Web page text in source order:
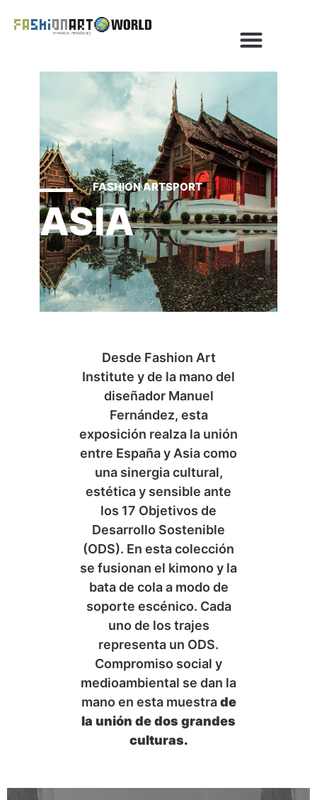
FASHION ARTSPORT
ASIA
Desde Fashion Art
Institute y de la mano del
diseñador Manuel
Fernández, esta
exposición realza la unión
entre España y Asia como
una sinergia cultural,
estética y sensible ante
los 17 Objetivos de
Desarrollo Sostenible
(ODS). En esta colección
se fusionan el kimono y la
bata de cola a modo de
soporte escénico. Cada
uno de los trajes
representa un ODS.
Compromiso social y
medioambiental se dan la
mano en esta muestrade
la unión de dos grandes
culturas.